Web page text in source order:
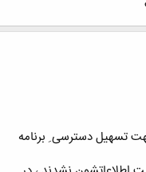
تسهیل دسترسی ِ برنامه